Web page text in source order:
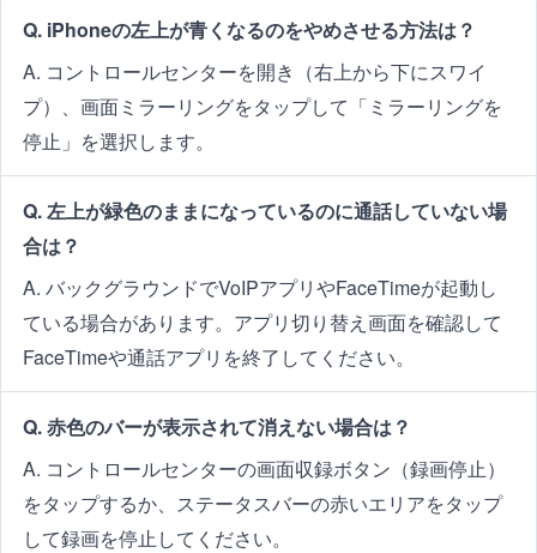
Q. iPhoneの左上が青くなるのをやめさせる方法は？
A. コントロールセンターを開き（右上から下にスワイ
プ）、画面ミラーリングをタップして「ミラーリングを
停止」を選択します。
Q. 左上が緑色のままになっているのに通話していない場
合は？
A. バックグラウンドでVoIPアプリやFaceTimeが起動し
ている場合があります。アプリ切り替え画面を確認して
FaceTimeや通話アプリを終了してください。
Q. 赤色のバーが表示されて消えない場合は？
A. コントロールセンターの画面収録ボタン（録画停止）
をタップするか、ステータスバーの赤いエリアをタップ
して録画を停止してください。